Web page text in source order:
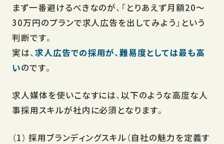
まず一番避けるべきなのが、「とりあえず月額20〜
30万円のプランで求人広告を出してみよう」という
判断です。
実は、 求人広告での採用が、難易度としては最も高
いのです。
求人媒体を使いこなすには、以下のような高度な人
事採用スキルが社内に必須となります。
採用ブランディングスキル（自社の魅力を定義す